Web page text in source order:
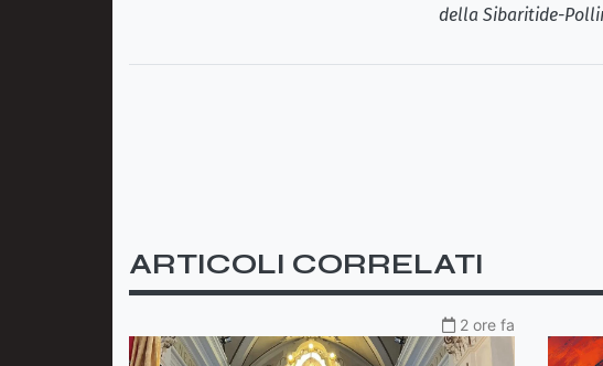
della Sibaritide-
ARTICOLI CORRELATI
2 ore fa